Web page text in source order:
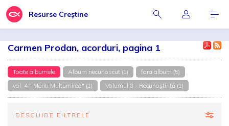
Resurse Creștine
Carmen Prodan, acorduri, pagina 1
Toate albumele Album necunoscut (1)
fara album (5)
vol. 4 " Meriti Multumirea" (1)
Volumul 8 - Recunoștință (1)
DESCHIDE FILTRELE